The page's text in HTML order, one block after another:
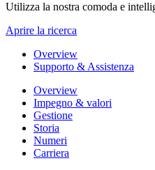
Utilizza la nostra comoda e
Aprire la ricerca
Overview
Supporto & Assistenza
Overview
Impegno & valori
Gestione
Storia
Numeri
Carriera